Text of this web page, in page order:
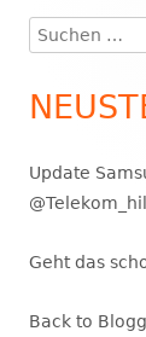
Haupt-
Suchen
nach:
Update
Geht das
Back to